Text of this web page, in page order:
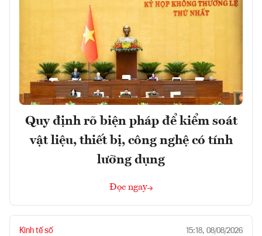
Quy định rõ biện pháp để kiểm soát
vật liệu, thiết bị, công nghệ có tính
lưỡng dụng
Đọc ngay
Kinh tế số 15:18, 08/08/2026